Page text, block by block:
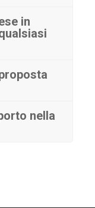
in
nella